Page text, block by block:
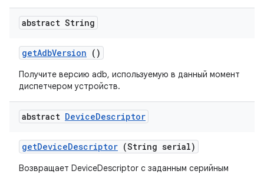
abstract String
getAdbVersion ()
Получите версию adb, используемую в данный момент
диспетчером устройств.
abstract DeviceDescriptor
getDeviceDescriptor (String serial)
Возвращает DeviceDescriptor с заданным серийным